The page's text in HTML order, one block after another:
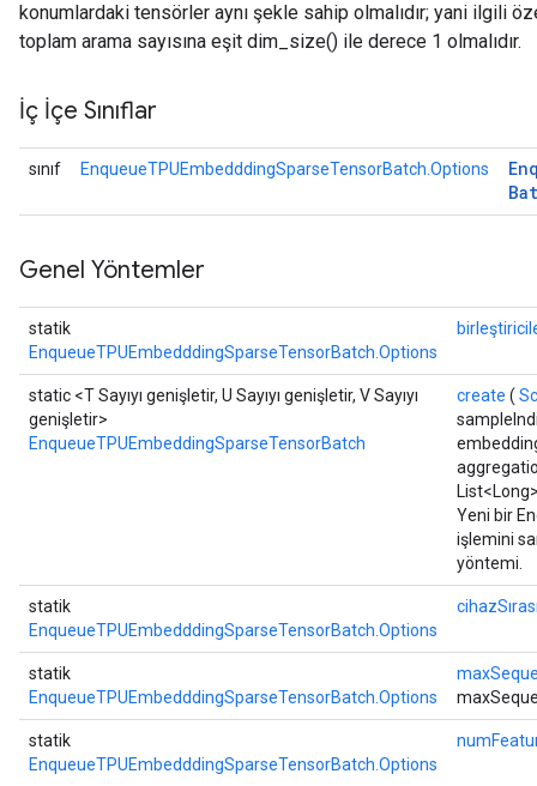
konumlardaki tensörler aynı şekle sahip olmalıdır; yani ilgili
toplam arama sayısına eşit dim_size() ile derece 1 olmalıdır.
İç İçe Sınıflar
sınıf EnqueueTPUEmbedddingSparseTensorBatch.Options
Genel Yöntemler
statik
EnqueueTPUEmbedddingSparseTensorBatch.Options
static <T Sayıyı genişletir, U Sayıyı genişletir, V Sayıyı
genişletir>
EnqueueTPUEmbeddingSparseTensorBatch
create (
Yeni bir
işlemini
yöntemi.
statik
EnqueueTPUEmbedddingSparseTensorBatch.Options
statik
EnqueueTPUEmbedddingSparseTensorBatch.Options
statik
EnqueueTPUEmbedddingSparseTensorBatch.Options